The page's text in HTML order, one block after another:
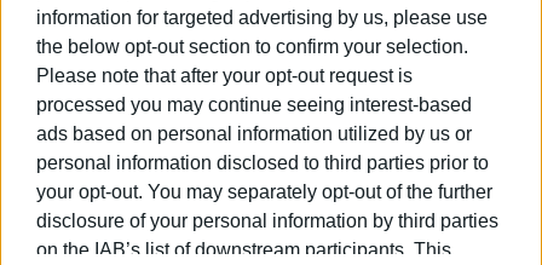
information for targeted advertising by us, please use
the below opt-out section to confirm your selection.
Please note that after your opt-out request is
processed you may continue seeing interest-based
ads based on personal information utilized by us or
personal information disclosed to third parties prior to
your opt-out. You may separately opt-out of the further
disclosure of your personal information by third parties
on the IAB’s list of downstream participants. This
Ακολουθήστε το enimerosi στο Facebook
Συνδρομητές στο e-paper